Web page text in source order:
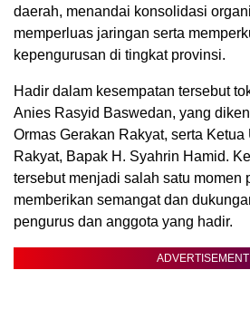
daerah, menandai konsolidasi
memperluas jaringan serta
kepengurusan di tingkat provinsi.
Hadir dalam kesempatan tersebut
Anies Rasyid Baswedan, yang
Ormas Gerakan Rakyat, serta Ketua
Rakyat, Bapak H. Syahrin Hamid.
tersebut menjadi salah satu momen
memberikan semangat dan
pengurus dan anggota yang hadir.
ADVERTISEMENT